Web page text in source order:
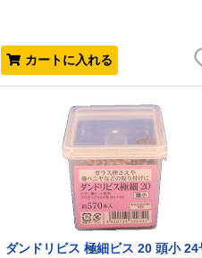
カートに入れる
ダンドリビス 極細ビス 20 頭小 24